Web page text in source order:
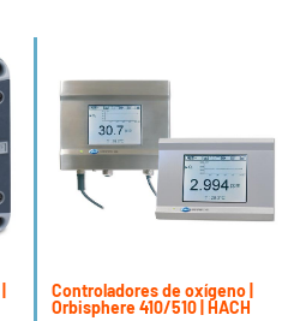
Controladores de oxígeno |
Orbisphere 410/510 | HACH